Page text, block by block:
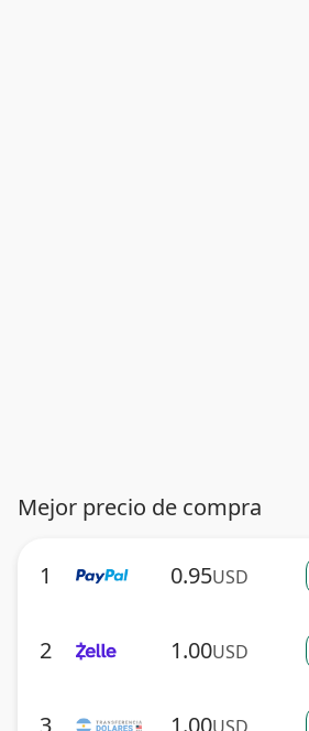
Mejor precio de compra
1 0.95USD
2 1.00USD
3 1.00